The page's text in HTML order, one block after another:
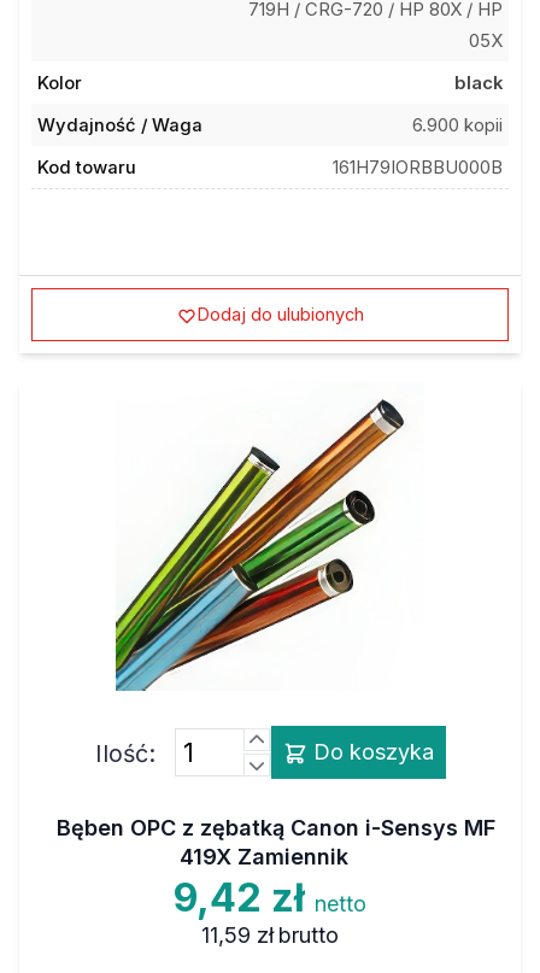
719H / CRG-720 / HP 80X / HP
05X
Kolor
black
Wydajność / Waga
6.900 kopii
Kod towaru
161H79IORBBU000B
Dodaj do ulubionych
Ilość: Do koszyka
Bęben OPC z zębatką Canon i-Sensys MF
419X Zamiennik
9,42 zł netto
11,59 zł brutto